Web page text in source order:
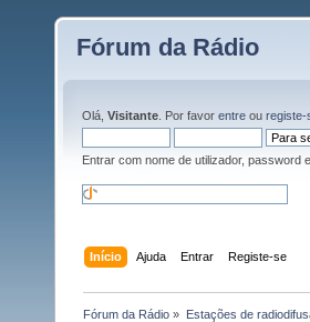
Fórum da Rádio
Olá, Visitante . Por favor entre ou registe-
Entrar com nome de utilizador, password
Início Ajuda Entrar Registe-se
Fórum da Rádio » Estações de